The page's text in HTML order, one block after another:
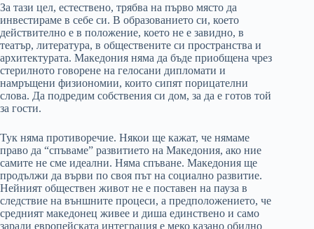
За тази цел, естествено, трябва на първо място да
инвестираме в себе си. В образованието си, което
действително е в положение, което не е завидно, в
театър, литература, в обществените си пространства и
архитектурата. Македония няма да бъде приобщена чрез
стерилното говорене на гелосани дипломати и
намръщени физиономии, които сипят порицателни
слова. Да подредим собствения си дом, за да е готов той
за гости.
Тук няма противоречие. Някои ще кажат, че нямаме
право да “спъваме” развитието на Македония, ако ние
самите не сме идеални. Няма спъване. Македония ще
продължи да върви по своя път на социално развитие.
Нейният обществен живот не е поставен на пауза в
следствие на външните процеси, а предположението, че
средният македонец живее и диша единствено и само
заради европейската интеграция е меко казано обидно